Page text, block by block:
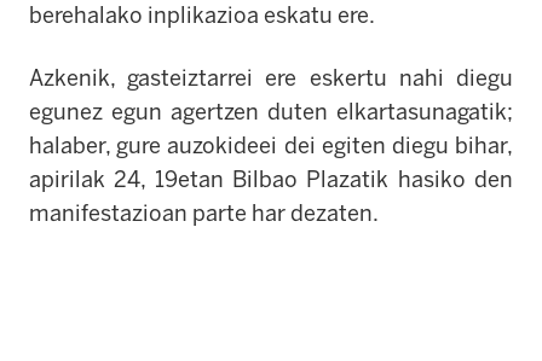
berehalako inplikazioa eskatu ere.
Azkenik, gasteiztarrei ere eskertu nahi diegu
egunez egun agertzen duten elkartasunagatik;
halaber, gure auzokideei dei egiten diegu bihar,
apirilak 24, 19etan Bilbao Plazatik hasiko den
manifestazioan parte har dezaten.